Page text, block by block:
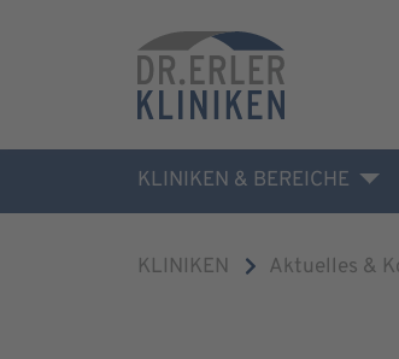
KLINIKEN & BEREICHE
KLINIKEN Aktuelles &